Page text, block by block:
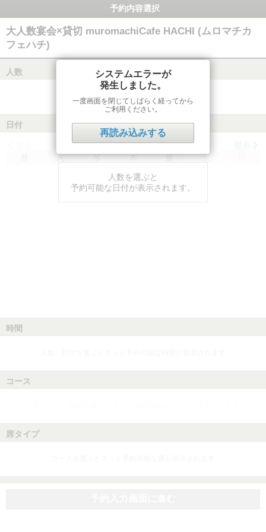
予約内容選択
大人数宴会×貸切 muromachiCafe HACHI (ムロマチカ
フェハチ)
人数
日付
火 水 木 金 土
人数を選ぶと
予約可能な日付が表示されます。
時間
コース
席タイプ
システムエラーが
発生しました。
一度画面を閉じてしばらく経ってから
ご利用ください。
再読み込みする